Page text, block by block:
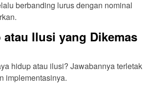
berbanding lurus dengan nominal
atau Ilusi yang Dikemas
hidup atau ilusi? Jawabannya terletak
implementasinya.